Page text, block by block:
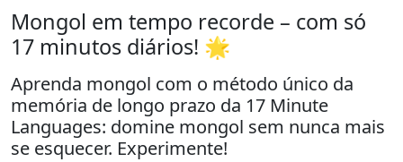
Mongol em tempo recorde – com só
17 minutos diários! 🌟
Aprenda mongol com o método único da
memória de longo prazo da 17 Minute
Languages: domine mongol sem nunca mais
se esquecer. Experimente!